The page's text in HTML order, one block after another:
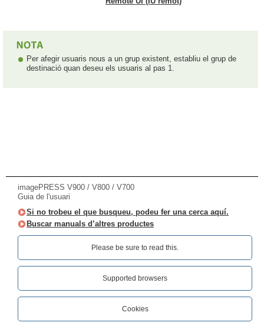
Per afegir usuaris nous a un grup existent, establiu el grup de
destinació quan deseu els usuaris al pas 1.
imagePRESS V900 / V800 / V700
Guia de l'usuari
Si no trobeu el que busqueu, podeu fer una cerca aquí.
Buscar manuals d’altres productes
Please be sure to read this.‎
Supported browsers
Cookies